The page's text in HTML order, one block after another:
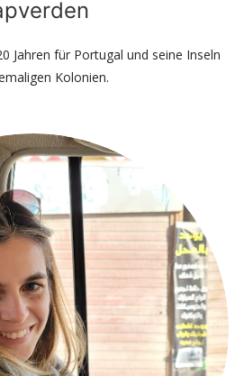
Jahren für Portugal und seine Inseln
Kolonien.